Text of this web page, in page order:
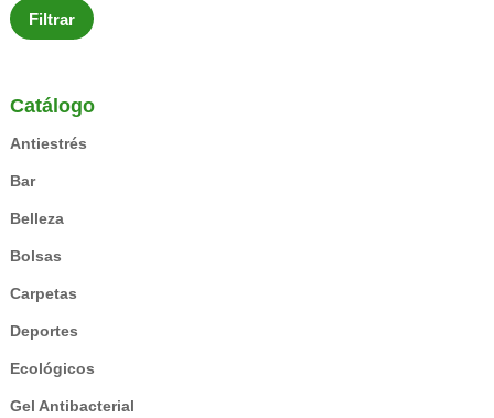
mínimo
Filtrar
Catálogo
Antiestrés
Bar
Belleza
Bolsas
Carpetas
Deportes
Ecológicos
Gel Antibacterial